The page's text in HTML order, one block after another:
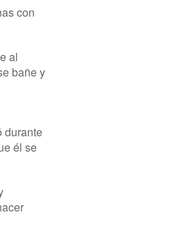
con
al
bañe y
durante
él se